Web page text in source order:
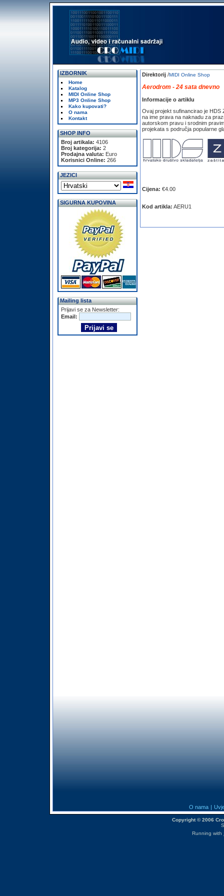
IZBORNIK
Home
Katalog
MIDI Online Shop
MP3 Online Shop
Kako kupovati?
O nama
Kontakt
SHOP INFO
Broj artikala: 4106
Broj kategorija: 2
Prodajna valuta: Euro
Korisnici Online: 266
JEZICI
SIGURNA KUPOVINA
Mailing lista
Prijavi se za Newsletter:
Email:
Direktorij /MIDI Online Shop
Aerodrom - 24 sata dnevno
Informacije o artiklu
Ovaj projekt sufinancirao je HDS
na ime prava na naknadu za
autorskom pravu i srodnim
projekata s područja popularne
Cijena: €4.00
Kod artikla: AERU1
O nama |
Copyright © 2006
Running with